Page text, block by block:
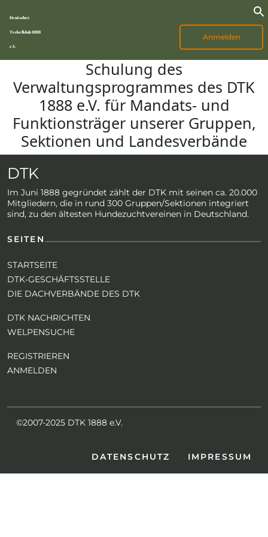
Deutscher
Teckelklub 1888
e.V.
Anmelden
Schulung des
Verwaltungsprogrammes des DTK
1888 e.V. für Mandats- und
Funktionsträger unserer Gruppen,
Sektionen und Landesverbände
DTK
Im Juni 1888 gegründet zählt der DTK mit seinen ca. 20.000
Mitgliedern, die in rund 300 Gruppen/Sektionen integriert
sind, zu den ältesten Hundezuchtvereinen in Deutschland.
SEITEN
STARTSEITE
DTK-GESCHÄFTSSTELLE
DIE DACHVERBÄNDE DES DTK
DTK NACHRICHTEN
WELPENSUCHE
REGISTRIEREN
ANMELDEN
©2007-2025 DTK 1888 e.V.
DATENSCHUTZ IMPRESSUM